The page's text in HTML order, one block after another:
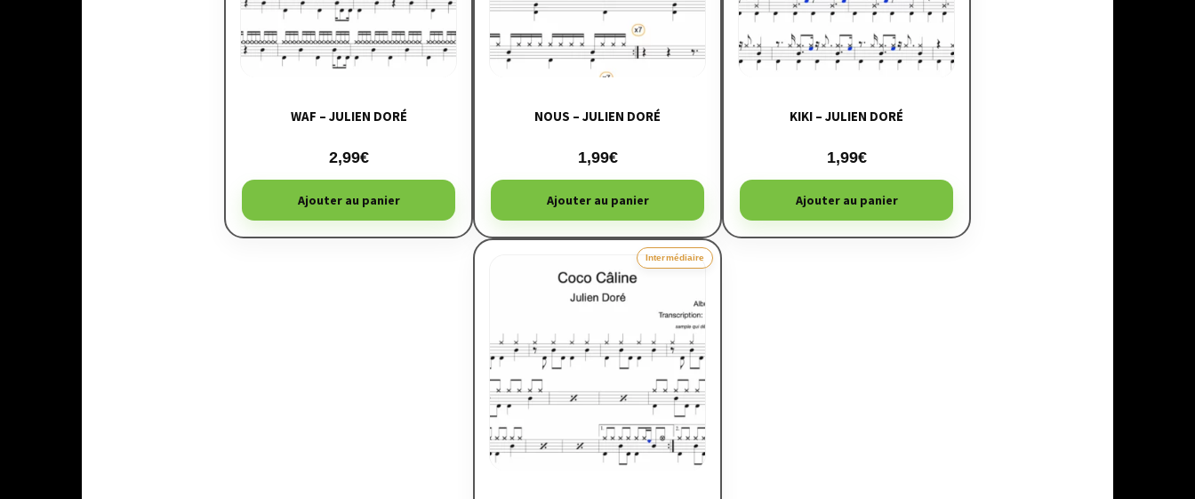
WAF – JULIEN DORÉ
2,99€
Ajouter au panier
NOUS – JULIEN DORÉ
1,99€
Ajouter au panier
KIKI – JULIEN DORÉ
1,99€
Ajouter au panier